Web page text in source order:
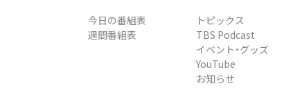
今日の番組表
週間番組表
トピックス
TBS Podcast
イベント・グッズ
YouTube
お知らせ